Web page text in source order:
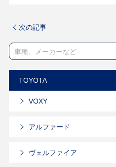
次の記事
TOYOTA
VOXY
アルファード
ヴェルファイア